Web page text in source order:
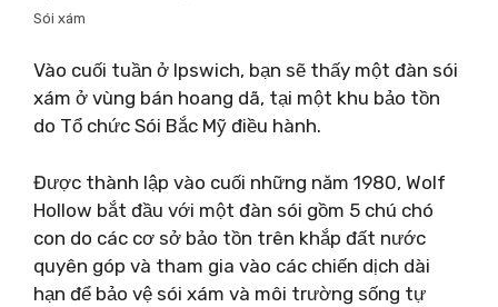
Sói xám
Vào cuối tuần ở Ipswich, bạn sẽ thấy một đàn sói
xám ở vùng bán hoang dã, tại một khu bảo tồn
do Tổ chức Sói Bắc Mỹ điều hành.
Được thành lập vào cuối những năm 1980, Wolf
Hollow bắt đầu với một đàn sói gồm 5 chú chó
con do các cơ sở bảo tồn trên khắp đất nước
quyên góp và tham gia vào các chiến dịch dài
hạn để bảo vệ sói xám và môi trường sống tự